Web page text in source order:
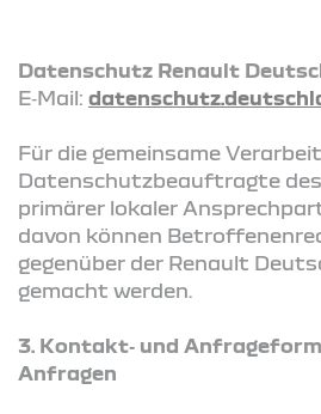
Datenschutz Renault
E‑Mail:
Für die gemeinsame
Datenschutzbeauftragte
primärer lokaler
davon können
gegenüber der Renault
gemacht werden.
3. Kontakt‑ und
Anfragen